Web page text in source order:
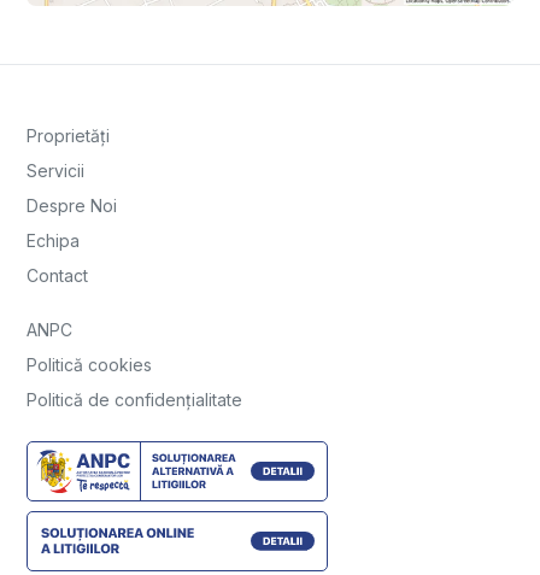
Proprietăți
Servicii
Despre Noi
Echipa
Contact
ANPC
Politică cookies
Politică de confidențialitate